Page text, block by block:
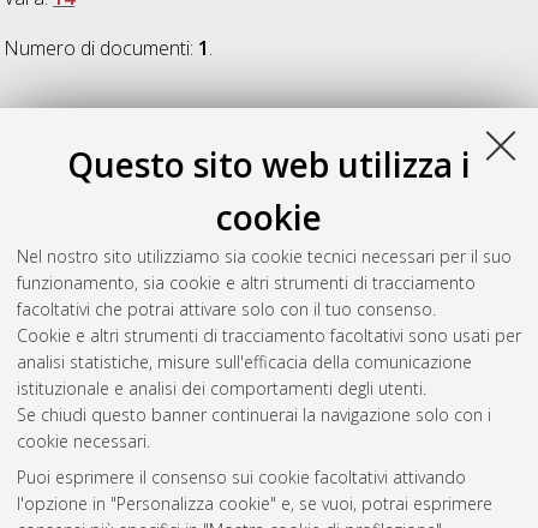
Questo sito web utilizza i
cookie
Nel nostro sito utilizziamo sia cookie tecnici necessari per il suo
funzionamento, sia cookie e altri strumenti di tracciamento
facoltativi che potrai attivare solo con il tuo consenso.
Cookie e altri strumenti di tracciamento facoltativi sono usati per
analisi statistiche, misure sull'efficacia della comunicazione
istituzionale e analisi dei comportamenti degli utenti.
Se chiudi questo banner continuerai la navigazione solo con i
cookie necessari.
Puoi esprimere il consenso sui cookie facoltativi attivando
l'opzione in "Personalizza cookie" e, se vuoi, potrai esprimere
Numero di documenti: 1.
14
Carricato, Marco(2002) Singularity-Free Fully-Isotropic
Translational Parallel Manipulators, [Dissertation thesis], Alma
Mater Studiorum Università di Bologna. Dottorato di ricerca in
Meccanica applicata, 14 Ciclo. DOI
10.6092/unibo/amsdottorato/4017.
Questa lista e' stata generata ilSat Aug 8 20:42:15 2026
Atom
Rss 1.0